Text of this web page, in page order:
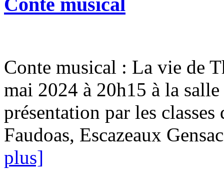
Conte musical : La vie de
mai 2024 à 20h15 à la
présentation par les
Faudoas, Escazeaux
plus]